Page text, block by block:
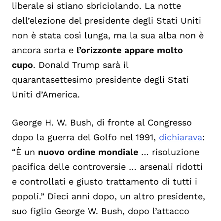
liberale si stiano sbriciolando. La notte
dell’elezione del presidente degli Stati Uniti
non è stata così lunga, ma la sua alba non è
ancora sorta e l’orizzonte appare molto
cupo. Donald Trump sarà il
quarantasettesimo presidente degli Stati
Uniti d’America.
George H. W. Bush, di fronte al Congresso
dopo la guerra del Golfo nel 1991, dichiarava:
“È un nuovo ordine mondiale … risoluzione
pacifica delle controversie … arsenali ridotti
e controllati e giusto trattamento di tutti i
popoli.” Dieci anni dopo, un altro presidente,
suo figlio George W. Bush, dopo l’attacco